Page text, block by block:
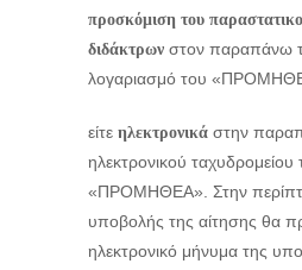
προσκόμιση του
διδάκτρων στον παραπάνω
λογαριασμό του
είτε ηλεκτρονικά στην
ηλεκτρονικού ταχυδρομείου
«ΠΡΟΜΗΘΕΑ». Στην
υποβολής της αίτησης θα
ηλεκτρονικό μήνυμα της